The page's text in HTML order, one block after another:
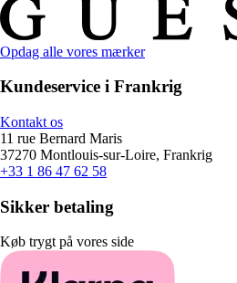
Opdag alle vores mærker
Kundeservice i Frankrig
Kontakt os
11 rue Bernard Maris
37270 Montlouis-sur-Loire, Frankrig
+33 1 86 47 62 58
Sikker betaling
Køb trygt på vores side